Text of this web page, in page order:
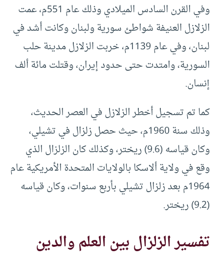
وفي القرن السادس الميلادي وذلك عام 551م، عمت
الزلازل العنيفة شواطئ سورية ولبنان وكانت أشد في
لبنان، وفي عام 1139م، خربت الزلازل مدينة حلب
السورية، وامتدت حتى حدود إيران، وقتلت مائة ألف
إنسان.
كما تم تسجيل أخطر الزلازل في العصر الحديث،
وذلك سنة 1960م، حيث حصل زلزال في تشيلي،
وكان قياسه (9.6) ريختر، وكذلك كان الزلزال الذي
وقع في ولاية ألاسكا بالولايات المتحدة الأمريكية عام
1964م بعد زلزال تشيلي بأربع سنوات، وكان قياسه
(9.2) ريختر.
تفسير الزلزال بين العلم والدين